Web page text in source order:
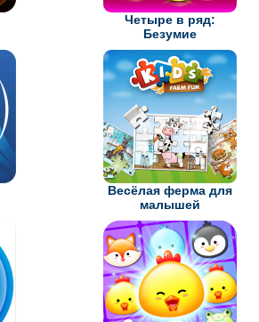
Четыре в ряд:
Безумие
Весёлая ферма для
малышей